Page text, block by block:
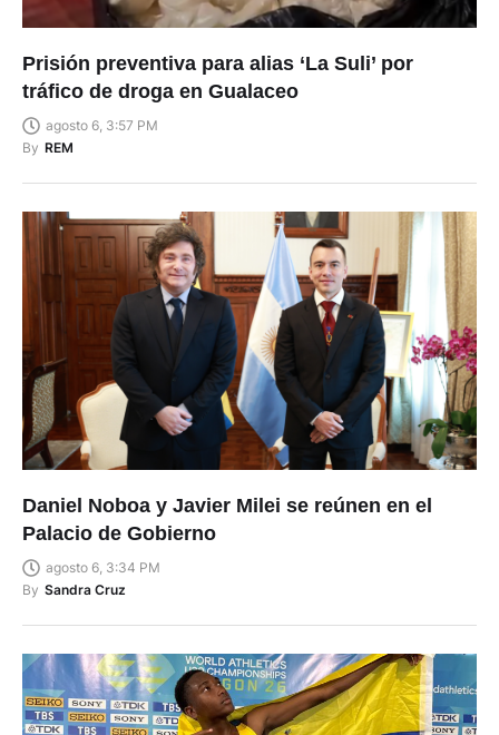
Prisión preventiva para alias ‘La Suli’ por
tráfico de droga en Gualaceo
agosto 6, 3:57 PM
By REM
Daniel Noboa y Javier Milei se reúnen en el
Palacio de Gobierno
agosto 6, 3:34 PM
By Sandra Cruz